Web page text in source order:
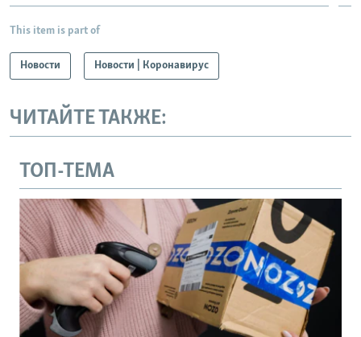
This item is part of
Новости Новости | Коронавирус
ЧИТАЙТЕ ТАКЖЕ:
ТОП-ТЕМА